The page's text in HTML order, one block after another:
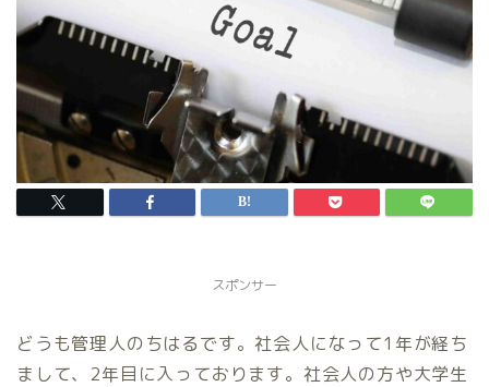
スポンサー
どうも管理人のちはるです。社会人になって1年が経ち
まして、2年目に入っております。社会人の方や大学生